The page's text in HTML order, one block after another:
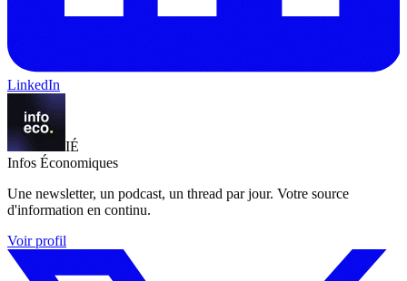
LinkedIn
IÉ
Infos Économiques
Une newsletter, un podcast, un thread par jour. Votre source
d'information en continu.
Voir profil